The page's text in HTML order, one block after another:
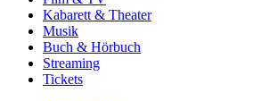
Kabarett & Theater
Musik
Buch & Hörbuch
Streaming
Tickets